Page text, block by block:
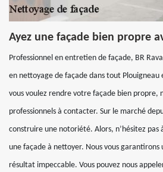
Ayez une façade bien propre
Professionnel en entretien de façade, BR
en nettoyage de façade dans tout Plouigneau
vous voulez rendre votre façade bien propre,
professionnels à contacter. Sur le marché
construire une notoriété. Alors, n’hésitez pas
une façade à nettoyer. Nous vous
résultat impeccable. Vous pouvez nous